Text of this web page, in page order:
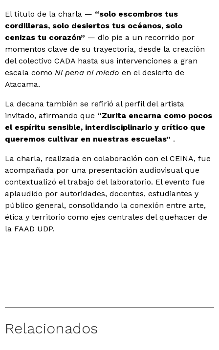
El título de la charla — “solo escombros tus
cordilleras, solo desiertos tus océanos, solo
cenizas tu corazón” — dio pie a un recorrido por
momentos clave de su trayectoria, desde la creación
del colectivo CADA hasta sus intervenciones a gran
escala como Ni pena ni miedo en el desierto de
Atacama.
La decana también se refirió al perfil del artista
invitado, afirmando que “Zurita encarna como pocos
el espíritu sensible, interdisciplinario y crítico que
queremos cultivar en nuestras escuelas” .
La charla, realizada en colaboración con el CEINA, fue
acompañada por una presentación audiovisual que
contextualizó el trabajo del laboratorio. El evento fue
aplaudido por autoridades, docentes, estudiantes y
público general, consolidando la conexión entre arte,
ética y territorio como ejes centrales del quehacer de
la FAAD UDP.
Relacionados